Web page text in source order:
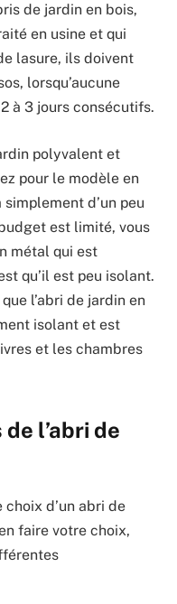
de jardin en bois,
en usine et qui
lasure, ils doivent
lorsqu’aucune
à 3 jours consécutifs.
polyvalent et
pour le modèle en
d’un peu
est limité, vous
métal qui est
qu’il est peu isolant.
l’abri de jardin en
isolant et est
et les chambres
l’abri de
choix d’un abri de
faire votre choix,